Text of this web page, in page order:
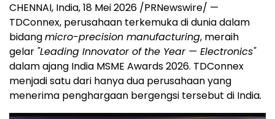
CHENNAI, India, 18 Mei 2026 /PRNewswire/ —
TDConnex, perusahaan terkemuka di dunia dalam
bidangmicro-precision manufacturing, meraih
gelar "Leading Innovator of the Year — Electronics"
dalam ajang India MSME Awards 2026. TDConnex
menjadi satu dari hanya dua perusahaan yang
menerima penghargaan bergengsi tersebut di India.